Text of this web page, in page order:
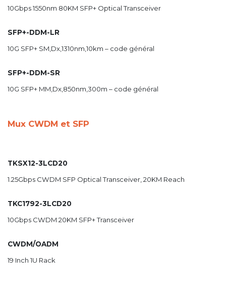
10Gbps 1550nm 80KM SFP+ Optical Transceiver
SFP+-DDM-LR
10G SFP+ SM,Dx,1310nm,10km – code général
SFP+-DDM-SR
10G SFP+ MM,Dx,850nm,300m – code général
Mux CWDM et SFP
TKSX12-3LCD20
1.25Gbps CWDM SFP Optical Transceiver, 20KM Reach
TKC1792-3LCD20
10Gbps CWDM 20KM SFP+ Transceiver
CWDM/OADM
19 Inch 1U Rack